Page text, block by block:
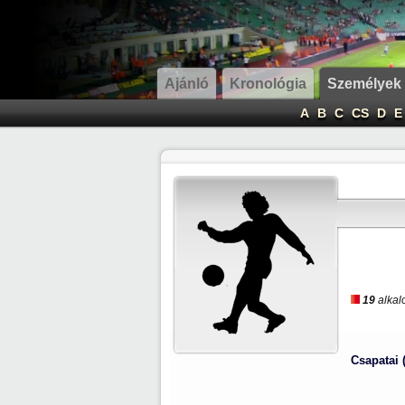
Ajánló Kronológia Személyek
A B C CS D E
19
Csapatai